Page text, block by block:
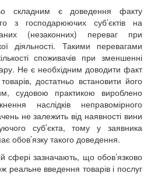
складним є доведення факту
з господарюючих суб’єктів на
(незаконних) переваг при
діяльності. Такими перевагами
споживачів при зменшенні
Не є необхідним доводити факт
достатньо встановити його
судовою практикою вироблено
наслідків неправомірного
не залежить від наявності вини
суб’єкта, тому у заявника
обов’язку такого доведення.
сфері зазначають, що обов’язково
реальне введення товарів і послуг